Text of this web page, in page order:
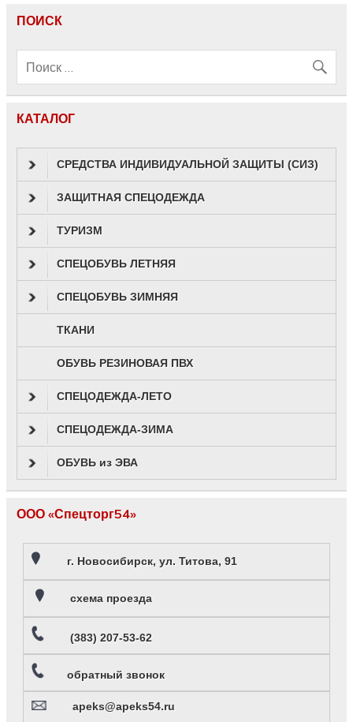
ПОИСК
КАТАЛОГ
СРЕДСТВА ИНДИВИДУАЛЬНОЙ ЗАЩИТЫ (СИЗ)
ЗАЩИТНАЯ СПЕЦОДЕЖДА
ТУРИЗМ
СПЕЦОБУВЬ ЛЕТНЯЯ
СПЕЦОБУВЬ ЗИМНЯЯ
ТКАНИ
ОБУВЬ РЕЗИНОВАЯ ПВХ
СПЕЦОДЕЖДА-ЛЕТО
СПЕЦОДЕЖДА-ЗИМА
ОБУВЬ из ЭВА
ООО «Спецторг54»
г. Новосибирск, ул. Титова, 91
схема проезда
(383) 207-53-62
обратный звонок
apeks@apeks54.ru